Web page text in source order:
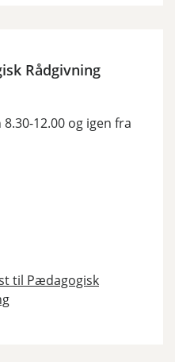
Rådgivning
12.00 og igen fra
til Pædagogisk